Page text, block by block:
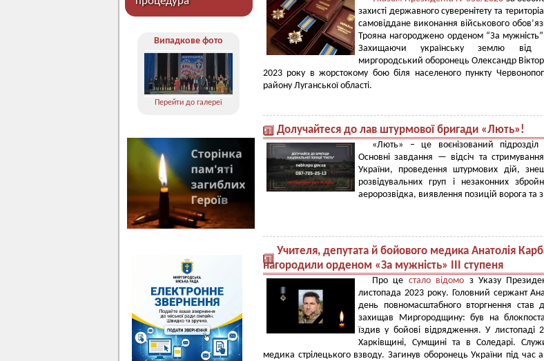
Випадкове фото
Перейти до галереї
захисті державного суверенітету та
самовіддане виконання військового
Трояна нагороджено орденом “За мужність”
Захищаючи українську землю від
миргородський оборонець Олександр
2023 року в жорстокому бою біля населеного пункту
району Луганської області.
Долучайтеся до лав штурмової бригади «Лють»!
«Лють» – це воєнізований підрозділ
Основні завдання — відсіч та стримування
України, проведення штурмових дій,
розвідувальних груп і незаконних
аеророзвідка, виявлення позицій ворога та
Учителя, депутата й бойового медика Анатолія
нагородили орденом «За мужність» ІІІ ступеня
Про це стало відомо з Указу
листопада 2023 року. Головний сержант
день повномасштабного вторгнення
захищав Миргородщину: був на
їздив у бойові відрядження. У листопаді
Харківщині, Сумщині та в Соледарі.
медика стрілецького взводу. Загинув оборонець України під час